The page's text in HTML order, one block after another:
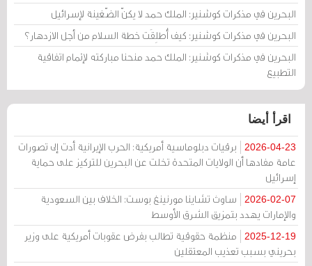
البحرين في مذكرات كوشنير: الملك حمد لا يكنّ الضّغينة لإسرائيل
البحرين في مذكرات كوشنير: كيف أُطلِقَت خطة السلام من أجل الازدهار؟
البحرين في مذكرات كوشنير: الملك حمد منحنا مباركته لإتمام اتفاقية
التطبيع
اقرأ أيضا
2026-04-23
برقيات دبلوماسية أمريكية: الحرب الإيرانية أدت إلى تصورات
عامة مفادها أن الولايات المتحدة تخلت عن البحرين للتركيز على حماية
إسرائيل
2026-02-07
ساوث تشاينا مورنينغ بوست: الخلاف بين السعودية
والإمارات يهدد بتمزيق الشرق الأوسط
2025-12-19
منظمة حقوقية تطالب بفرض عقوبات أمريكية على وزير
بحريني بسبب تعذيب المعتقلين